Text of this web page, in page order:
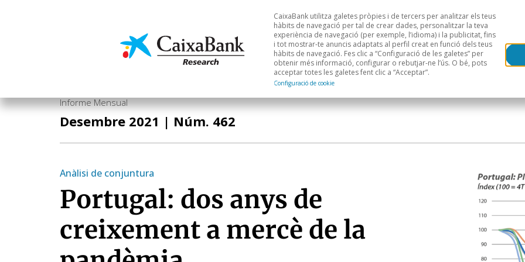
Economia i mercats Anàlisi sectorial Àrees geogràfiques
CaixaBank utilitza galetes pròpies i de tercers per analitzar els teus
hàbits de navegació per tal de crear dades, personalitzar la teva
experiència de navegació (per exemple, l’idioma) i la publicitat, fins
i tot mostrar-te anuncis adaptats al perfil creat en funció dels teus
hàbits de navegació. Fes clic a “Configuració de les galetes” per
obtenir més informació, configurar o rebutjar-ne l’ús. O bé, pots
acceptar totes les galetes fent clic a “Acceptar”.
Configuració de cookie
Informe Mensual
Desembre 2021 | Núm. 462
Anàlisi de conjuntura
Portugal: dos anys de
creixement a mercè de la